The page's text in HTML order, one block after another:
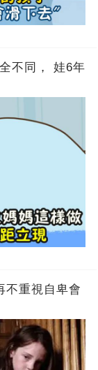
不同， 娃6年
不重視自卑會